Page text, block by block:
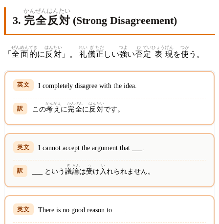
3. 完
かん
全
ぜん
反
はん
対
たい
(Strong Disagreement)
「 全
ぜん
面
めん
的
てき
に 反
はん
対
たい
」。 礼
れい
儀
ぎ
正
ただ
しい強
つよ
い否
ひ
定
てい
表
ひょう
現
げん
を使
つか
う。
I completely disagree with the idea.
この考え
かんがえ
に 完
かん
全
ぜん
に 反
はん
対
たい
です。
I cannot accept the argument that ___.
___ という議
ぎ
論
ろん
は受
う
け 入
い
れられません。
There is no good reason to ___.